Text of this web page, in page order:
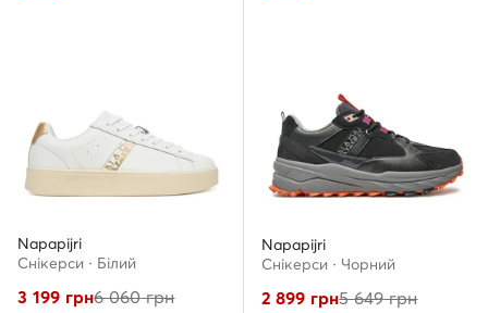
Napapijri
Снікерcи · Білий
3 199 грн6 060грн
Napapijri
Снікерcи · Чорний
2 899 грн5 649грн